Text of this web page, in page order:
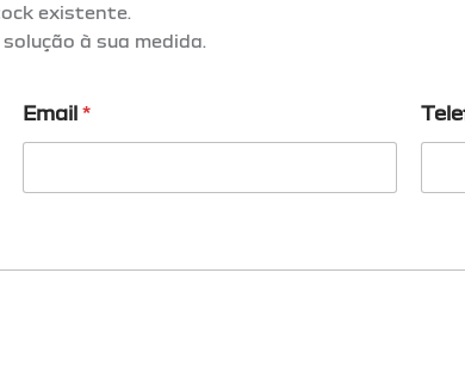
existente.
à sua medida.
Email*
n
P